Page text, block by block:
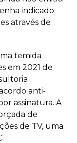
indicado
através de
temida
em 2021 de
anti-
assinatura. A
de
de TV, uma